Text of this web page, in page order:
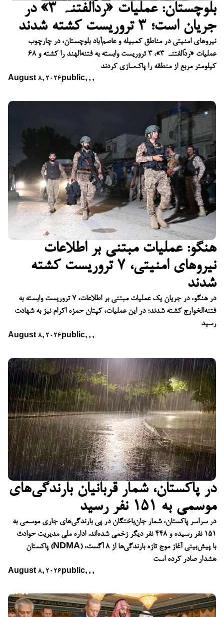
بلوچستان: عملیات «ردّالفتنہ ۳» در
جریان است؛ ۳ تروریست کشته شدند
نیروهای امنیتی در مناطق کمبیله و عاصم‌آباد بلوچستان، در چارچوب
عملیات «ردّالفتنہ ۳»، ۳ تروریست وابسته به فتنه‌الهند را کشته و ۶۸
کیلومتر مربع از منطقه را پاک‌سازی کردند
August 8, 2026 public, , ,
هنگو: عملیات مبتنی بر اطلاعات
نیروهای امنیتی، ۷ تروریست کشته
شدند
در هنگو، در جریان یک عملیات مبتنی بر اطلاعات، ۷ تروریست وابسته به
فتنه‌الخوارج کشته شدند؛ در این عملیات، کپتان حمزه اکرام نیز به شهادت
رسید
August 8, 2026 public, , ,
در پاکستان، شمار قربانیان بارندگی‌های
موسمی به ۱۵۱ نفر رسید
در سراسر پاکستان، شمار جان‌باختگان در پی بارندگی‌های جاری موسمی به
۱۵۱ نفر رسیده و ۴۴۸ نفر دیگر زخمی شده‌اند. اداره ملی مدیریت حوادث
پاکستان (NDMA) با پیش‌بینی آغاز موج تازه بارندگی‌ها از ۸ آگست،
هشدار صادر کرده است
August 8, 2026 public, , ,